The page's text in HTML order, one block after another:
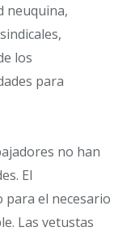
neuquina,
los
para
no han
El
para el necesario
Las vetustas